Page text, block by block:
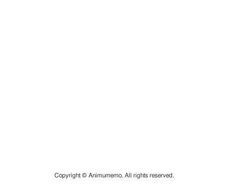
Copyright © Animumemo. All rights reserved.